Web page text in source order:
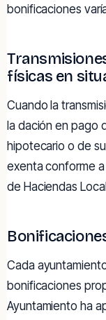
bonificaciones
físicas en
Cuando la
la dación en pago
hipotecario o de
exenta conforme
de Haciendas
Cada
bonificaciones
Ayuntamiento ha